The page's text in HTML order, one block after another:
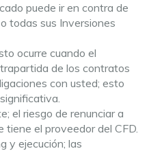
puede ir en contra de
todas sus Inversiones
ocurre cuando el
de los contratos
con usted; esto
el riesgo de renunciar a
el proveedor del CFD.
y ejecución; las